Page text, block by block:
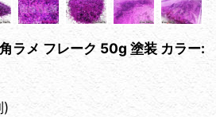
ラメ フレーク 50g 塗装 カラー:
)